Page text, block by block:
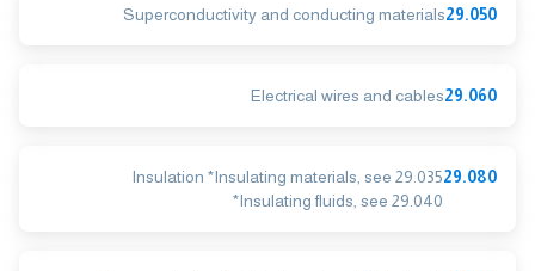
29.050
Superconductivity and conducting materials
29.060
Electrical wires and cables
29.080
Insulation *Insulating materials, see 29.035
*Insulating fluids, see 29.040